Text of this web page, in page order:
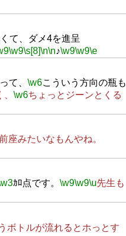
て、ダメ4を進呈
\w9\s[8]\n\n♪\w9\w9\e
て、 \w6こういう方向の瓶も
\w6ちょっとジーンとくる
座みたいなもんやね。
ｶﾛ点です。 \w9\w9\u先生も
ボトルが流れるとホっとす